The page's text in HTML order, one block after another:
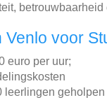
voor
euro per uur;
leerlingen